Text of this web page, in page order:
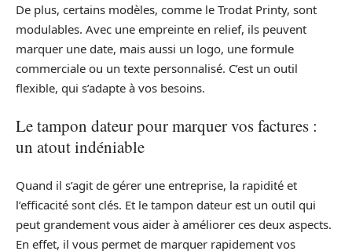
De plus, certains modèles, comme le Trodat Printy, sont
modulables. Avec une empreinte en relief, ils peuvent
marquer une date, mais aussi un logo, une formule
commerciale ou un texte personnalisé. C’est un outil
flexible, qui s’adapte à vos besoins.
Le tampon dateur pour marquer vos factures :
un atout indéniable
Quand il s’agit de gérer une entreprise, la rapidité et
l’efficacité sont clés. Et le tampon dateur est un outil qui
peut grandement vous aider à améliorer ces deux aspects.
En effet, il vous permet de marquer rapidement vos